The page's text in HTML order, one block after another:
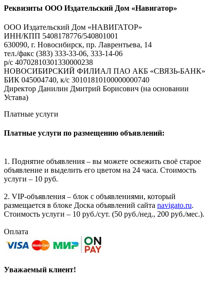
Реквизиты ООО Издательский Дом «Навигатор»
ООО Издательский Дом «НАВИГАТОР»
ИНН/КПП 5408178776/540801001
630090, г. Новосибирск, пр. Лаврентьева, 14
тел./факс (383) 333-33-06, 333-14-06
р/с 40702810301330000238
НОВОСИБИРСКИЙ ФИЛИАЛ ПАО АКБ «СВЯЗЬ-БАНК»
БИК 045004740, к/с 30101810100000000740
Директор Данилин Дмитрий Борисович (на основании
Устава)
Платные услуги
Платные услуги по размещению объявлений:
1. Поднятие объявления – вы можете освежить своё старое
объявление и выделить его цветом на 24 часа. Стоимость
услуги – 10 руб.
2. VIP-объявления – блок с объявлениями, который
размещается в блоке Доска объявлений сайта navigato.ru.
Стоимость услуги – 10 руб./сут. (50 руб./нед., 200 руб./мес.).
Оплата
Уважаемый клиент!